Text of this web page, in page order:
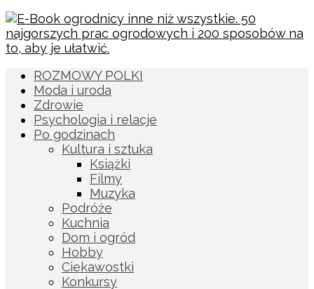
ROZMOWY POLKI
Moda i uroda
Zdrowie
Psychologia i relacje
Po godzinach
Kultura i sztuka
Książki
Filmy
Muzyka
Podróże
Kuchnia
Dom i ogród
Hobby
Ciekawostki
Konkursy